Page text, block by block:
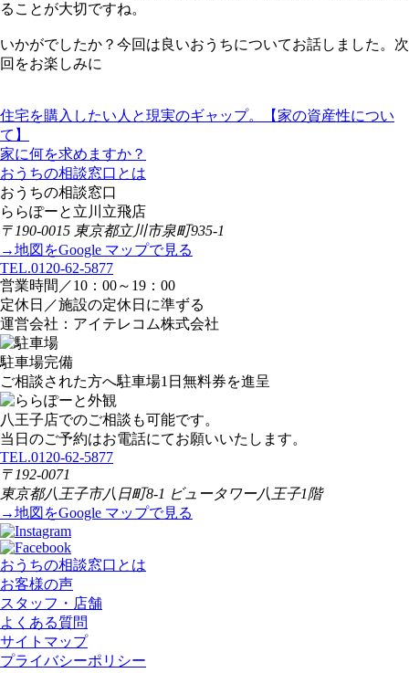
ることが大切ですね。
いかがでしたか？今回は良いおうちについてお話しました。次
回をお楽しみに
住宅を購入したい人と現実のギャップ。【家の資産性につい
て】
家に何を求めますか？
おうちの相談窓口とは
おうちの相談窓口
ららぽーと立川立飛店
〒190-0015 東京都立川市泉町935-1
→地図をGoogle マップで見る
TEL.0120-62-5877
営業時間／10：00～19：00
定休日／施設の定休日に準ずる
運営会社：アイテレコム株式会社
駐車場完備
ご相談された方へ駐車場1日無料券を進呈
八王子店でのご相談も可能です。
当日のご予約はお電話にてお願いいたします。
TEL.0120-62-5877
〒192-0071
東京都八王子市八日町8-1 ビュータワー八王子1階
→地図をGoogle マップで見る
おうちの相談窓口とは
お客様の声
スタッフ・店舗
よくある質問
サイトマップ
プライバシーポリシー